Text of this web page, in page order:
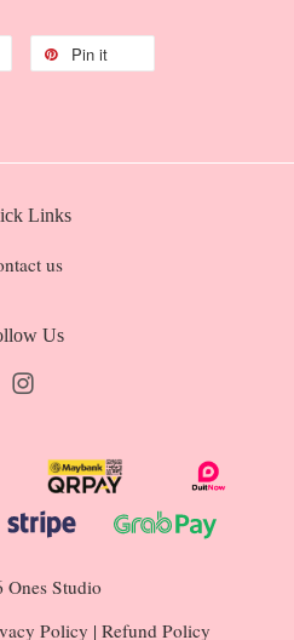
Pin it
Links
us
Us
Studio
Policy | Refund Policy